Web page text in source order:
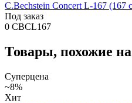
C.Bechstein Concert L-167 (167
Под заказ
0 CBCL167
Товары, похожие на
Суперцена
~8%
Хит